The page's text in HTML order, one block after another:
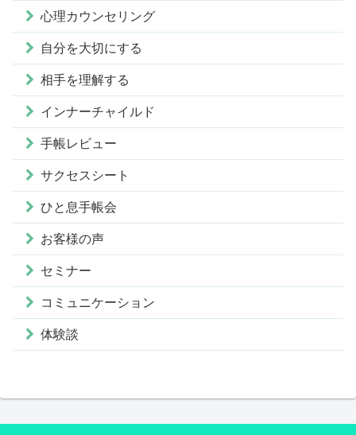
心理カウンセリング
自分を大切にする
相手を理解する
インナーチャイルド
手帳レビュー
サクセスシート
ひと息手帳会
お客様の声
セミナー
コミュニケーション
体験談